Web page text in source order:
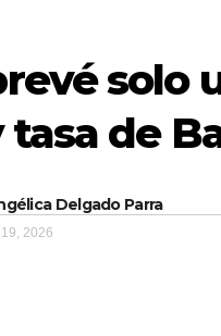
solo
tasa de
Delgado Parra
2026